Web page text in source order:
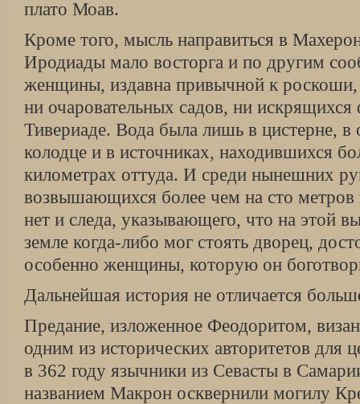
плато Моав.
Кроме того, мысль направиться в
Иродиады мало восторга и по другим
женщины, издавна привычной к
ни очаровательных садов, ни искрящихся
Тивериаде. Вода была лишь в цистерне,
колодце и в источниках, находившихся
километрах оттуда. И среди нынешних
возвышающихся более чем на сто
нет и следа, указывающего, что на этой
земле когда-либо мог стоять дворец,
особенно женщины, которую он
Дальнейшая история не отличается
Предание, изложенное Феодоритом,
одним из исторических авторитетов для
в 362 году язычники из Севасты в
названием Макрон осквернили могилу